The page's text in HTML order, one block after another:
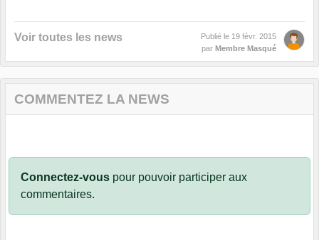
Voir toutes les news Publié le 19 févr. 2015
par Membre Masqué
COMMENTEZ LA NEWS
Connectez-vous pour pouvoir participer aux
commentaires.